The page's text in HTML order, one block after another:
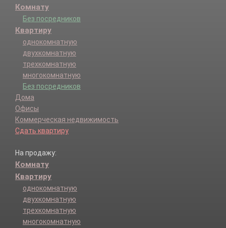
Комнату
Без посредников
Квартиру
однокомнатную
двухкомнатную
трехкомнатную
многокомнатную
Без посредников
Дома
Офисы
Коммерческая недвижимость
Сдать квартиру
На продажу:
Комнату
Квартиру
однокомнатную
двухкомнатную
трехкомнатную
многокомнатную